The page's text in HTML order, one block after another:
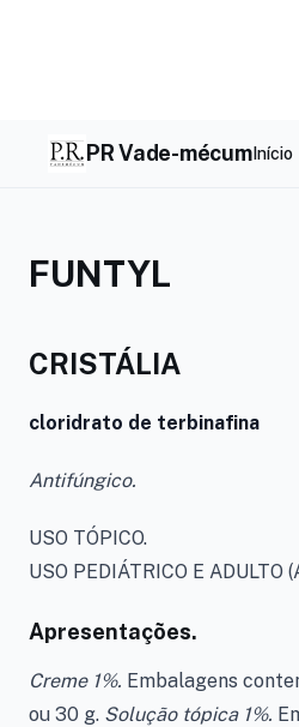
PR Vade-mécumInício
FUNTYL
CRISTÁLIA
cloridrato de terbinafina
Antifúngico.
USO TÓPICO.
USO PEDIÁTRICO E ADULTO
Apresentações.
Creme 1%. Embalagens
ou 30 g. Solução tópica 1%.